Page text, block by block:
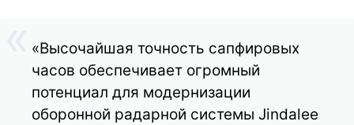
«Высочайшая точность сапфировых
часов обеспечивает огромный
потенциал для модернизации
оборонной радарной системы Jindalee